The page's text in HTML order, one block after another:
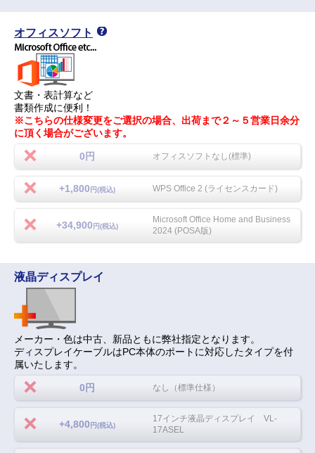
オフィスソフト
文書・表計算など
書類作成に便利！
※こちらの仕様変更をご選択の場合、出荷まで２～５営業日余分
に頂く場合がございます。
0円 オフィスソフトなし(標準)
+1,800 円(税込) WPS Office 2 (ライセンスカード)
+34,900 円(税込)
Microsoft Office Home and Business
2024 (POSA版)
液晶ディスプレイ
メーカー・色は中古、新品ともに弊社指定となります。
ディスプレイケーブルはPC本体のポートに対応したタイプを付
属いたします。
0円 なし（標準仕様）
+4,800 円(税込)
17インチ液晶ディスプレイ VL-
17ASEL